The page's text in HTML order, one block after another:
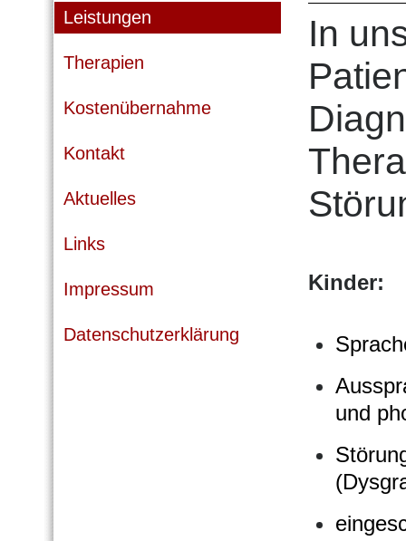
Leistungen
Therapien
Kostenübernahme
Kontakt
Aktuelles
Links
Impressum
Datenschutzerklärung
In
Kinder:
und